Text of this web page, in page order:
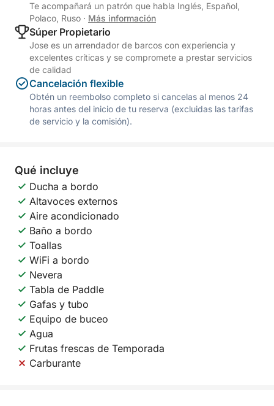
Te acompañará un patrón que habla Inglés, Español,
Polaco, Ruso · Más información
Súper Propietario
Jose es un arrendador de barcos con experiencia y
excelentes críticas y se compromete a prestar servicios
de calidad
Cancelación flexible
Obtén un reembolso completo si cancelas al menos 24
horas antes del inicio de tu reserva (excluidas las tarifas
de servicio y la comisión).
Qué incluye
Ducha a bordo
Altavoces externos
Aire acondicionado
Baño a bordo
Toallas
WiFi a bordo
Nevera
Tabla de Paddle
Gafas y tubo
Equipo de buceo
Agua
Frutas frescas de Temporada
Carburante